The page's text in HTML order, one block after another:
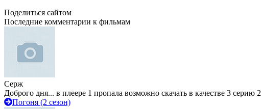
Поделиться сайтом
Последние комментарии к фильмам
Серж
Доброго дня... в плеере 1 пропала возможно скачать в качестве 3 серию 2
Погоня (2 сезон)